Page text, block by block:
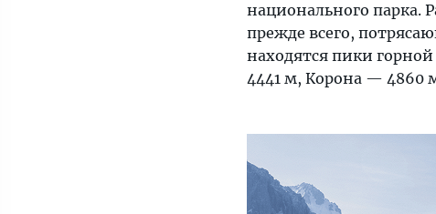
национального парка.
прежде всего,
находятся пики
4441 м, Корона — 4860